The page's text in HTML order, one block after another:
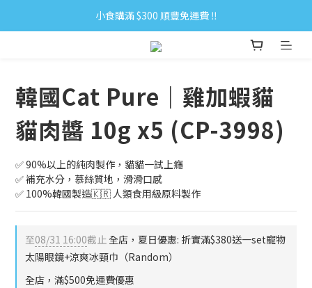
小食購滿 $300 順豐免運費 ‼
小食購滿 $300 順豐免運費 ‼
全單購滿 $500 免運費 ♥︎ 會員積分回贈 $1＝1Pt.
韓國Cat Pure｜雞加蝦貓
貓肉醬 10g x5 (CP-3998)
✅ 90%以上的純肉製作，貓貓一試上癮
✅ 補充水分，慕絲質地，滑滑口感
✅ 100%韓國製造🇰🇷 人類食用級原料製作
至08/31 16:00截止全店，夏日優惠: 折實滿$380送一set寵物
太陽眼鏡+涼爽冰頸巾（Random）
全店，滿$500免運費優惠